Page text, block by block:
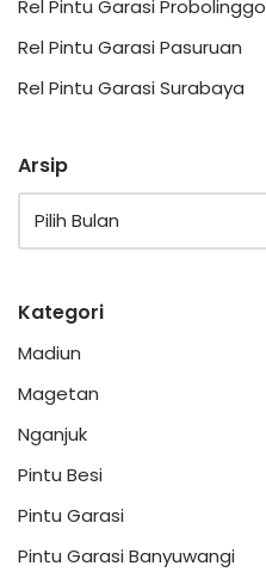
Rel Pintu Garasi Probolinggo
Rel Pintu Garasi Pasuruan
Rel Pintu Garasi Surabaya
Arsip
Kategori
Madiun
Magetan
Nganjuk
Pintu Besi
Pintu Garasi
Pintu Garasi Banyuwangi